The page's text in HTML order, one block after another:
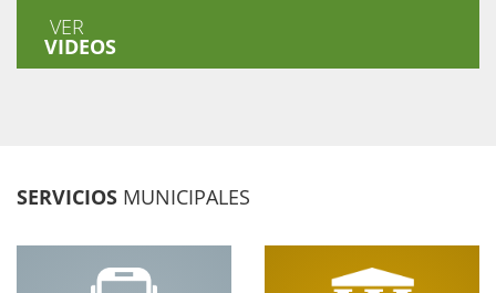
VER
VIDEOS
SERVICIOS MUNICIPALES